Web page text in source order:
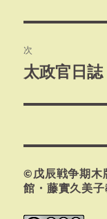
ビ
ゲ
ー
ン
投
稿:
次
次
投
太政官日誌
©戊辰戦争期木
館・藤實久美子